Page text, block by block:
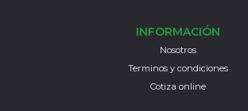
INFORMACIÓN
Nosotros
Terminos y condiciones
Cotiza online